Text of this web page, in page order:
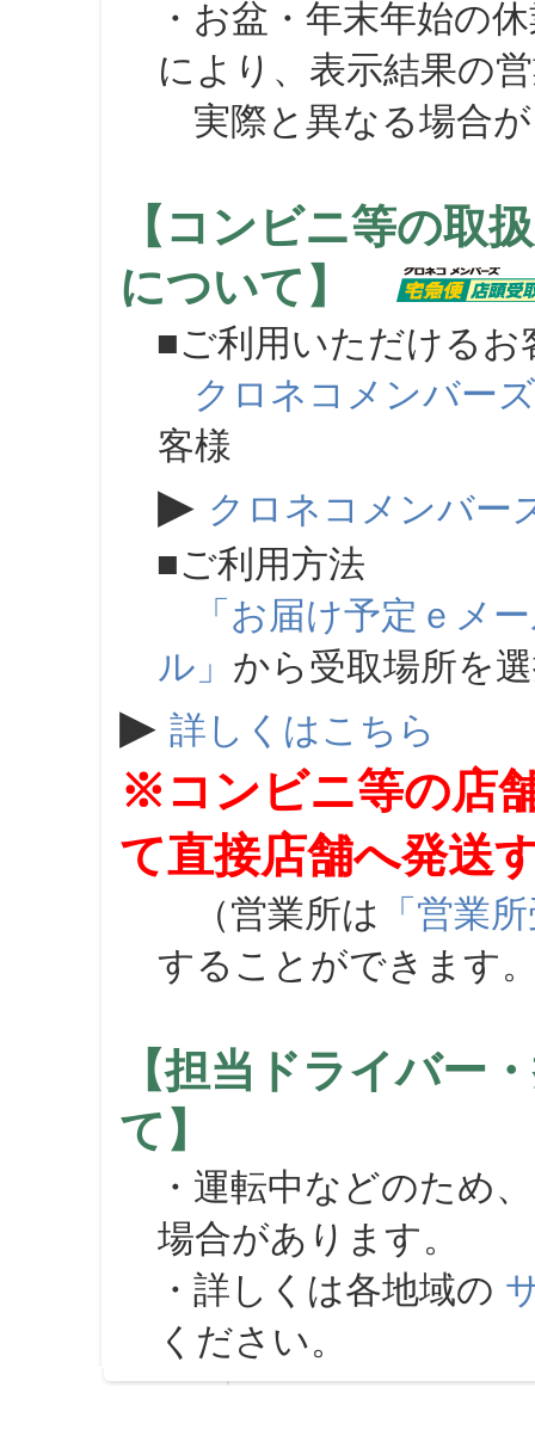
・お盆・年末年始の
により、表示結果の
実際と異なる場合が
【コンビニ等の取
について】
■ご利用いただけるお
クロネコメンバーズ
客様
▶ クロネコメンバー
■ご利用方法
「お届け予定ｅメ
ル」 から受取場所を
▶ 詳しくはこちら
※コンビニ等の店
て直接店舗へ発送
（営業所は 「営業
することができます
【担当ドライバー
て】
・運転中などのため
場合があります。
・詳しくは各地域の
ください。